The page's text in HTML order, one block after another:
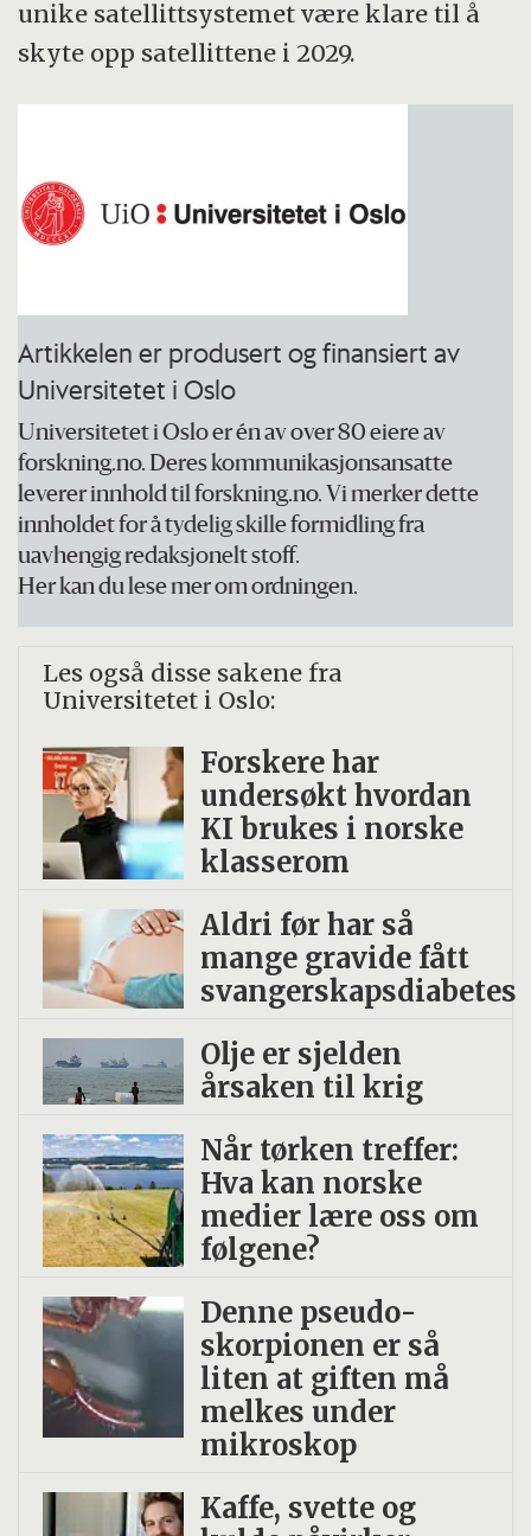
unike satellittsystemet være klare til å
skyte opp satellittene i 2029.
Artikkelen er produsert og finansiert av
Universitetet i Oslo
Universitetet i Oslo er én av over 80 eiere av
forskning.no. Deres kommunikasjonsansatte
leverer innhold til forskning.no. Vi merker dette
innholdet for å tydelig skille formidling fra
uavhengig redaksjonelt stoff.
Her kan du lese mer om ordningen.
Les også disse sakene fra
Universitetet i Oslo:
Forskere har
undersøkt hvordan
KI brukes i norske
klasserom
Aldri før har så
mange gravide fått
svangerskapsdiabetes
Olje er sjelden
årsaken til krig
Når tørken treffer:
Hva kan norske
medier lære oss om
følgene?
Denne pseudo­
skorpionen er så
liten at giften må
melkes under
mikroskop
Kaffe, svette og